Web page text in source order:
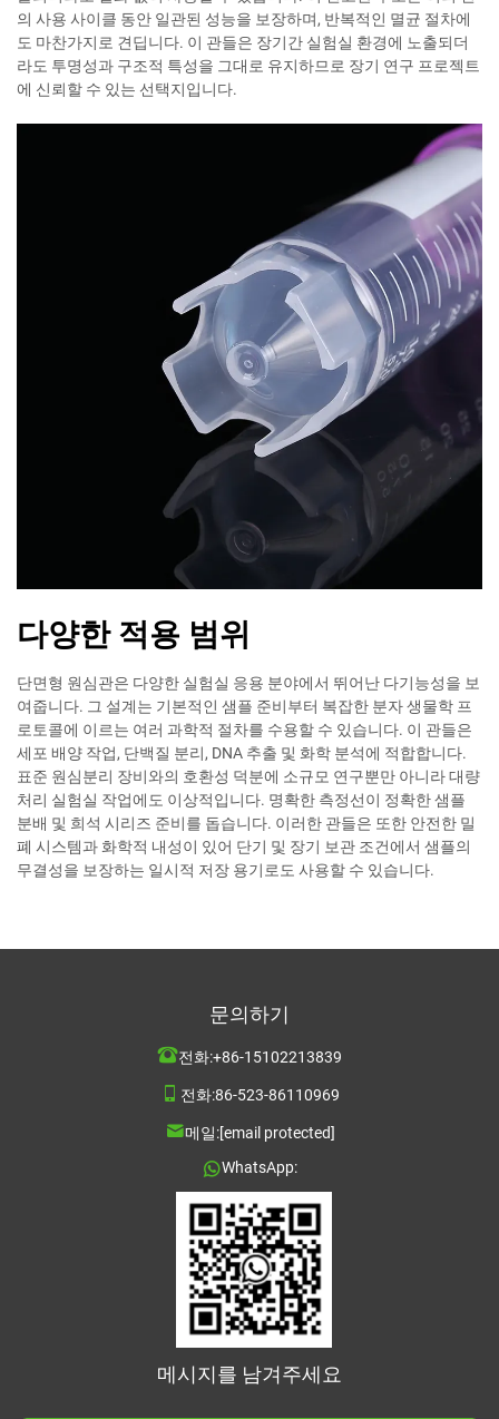
의 사용 사이클 동안 일관된 성능을 보장하며, 반복적인 멸균 절차에
도 마찬가지로 견딥니다. 이 관들은 장기간 실험실 환경에 노출되더
라도 투명성과 구조적 특성을 그대로 유지하므로 장기 연구 프로젝트
에 신뢰할 수 있는 선택지입니다.
다양한 적용 범위
단면형 원심관은 다양한 실험실 응용 분야에서 뛰어난 다기능성을 보
여줍니다. 그 설계는 기본적인 샘플 준비부터 복잡한 분자 생물학 프
로토콜에 이르는 여러 과학적 절차를 수용할 수 있습니다. 이 관들은
세포 배양 작업, 단백질 분리, DNA 추출 및 화학 분석에 적합합니다.
표준 원심분리 장비와의 호환성 덕분에 소규모 연구뿐만 아니라 대량
처리 실험실 작업에도 이상적입니다. 명확한 측정선이 정확한 샘플
분배 및 희석 시리즈 준비를 돕습니다. 이러한 관들은 또한 안전한 밀
폐 시스템과 화학적 내성이 있어 단기 및 장기 보관 조건에서 샘플의
무결성을 보장하는 일시적 저장 용기로도 사용할 수 있습니다.
문의하기
전화:+86-15102213839
전화:86-523-86110969
메일:[email protected]
WhatsApp:
메시지를 남겨주세요